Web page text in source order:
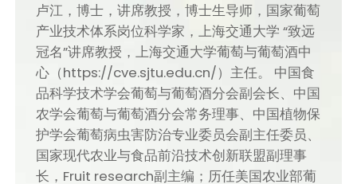
卢江，博士，讲席教授，博士生导师，国家葡萄
产业技术体系岗位科学家，上海交通大学 “致远
冠名”讲席教授，上海交通大学葡萄与葡萄酒中
心（https://cve.sjtu.edu.cn/）主任。 中国食
品科学技术学会葡萄与葡萄酒分会副会长、中国
农学会葡萄与葡萄酒分会常务理事、中国植物保
护学会葡萄病虫害防治专业委员会副主任委员、
国家现代农业与食品前沿技术创新联盟副理事
长，Fruit research副主编；历任美国农业部葡